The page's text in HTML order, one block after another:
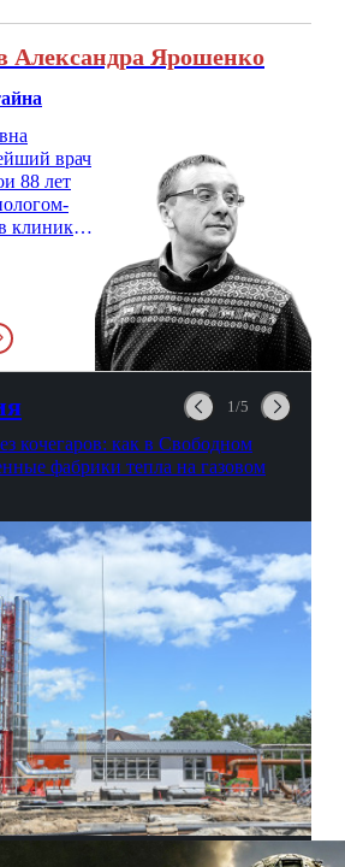
Александра Ярошенко
врач
88 лет
клинике
о
1/5
кочегаров: как в Свободном
фабрики тепла на газовом